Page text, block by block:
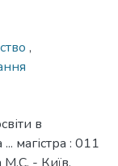
,
в
магістра : 011